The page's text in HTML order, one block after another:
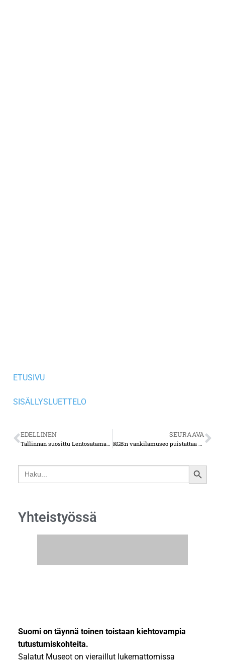
ETUSIVU
SISÄLLYSLUETTELO
EDELLINEN
Tallinnan suosittu Lentosataman merimuseo on eräs Euroopan hienoimmista museoista
SEURAAVA
KGB:n vankilamuseo puistattaa – mutta niin on tarkoituskin
Search
for:
SEARCH
Yhteistyössä
Suomi on täynnä toinen toistaan kiehtovampia
tutustumiskohteita.
Salatut Museot on vieraillut lukemattomissa